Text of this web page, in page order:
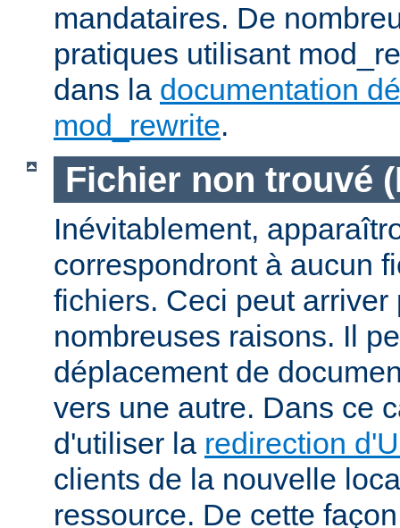
mandataires. De
pratiques utilisant
dans la documentation
mod_rewrite.
Fichier non trouvé
Inévitablement,
correspondront à aucun
fichiers. Ceci peut arriver
nombreuses raisons. Il
déplacement de
vers une autre. Dans ce
d'utiliser la redirection
clients de la nouvelle
ressource. De cette